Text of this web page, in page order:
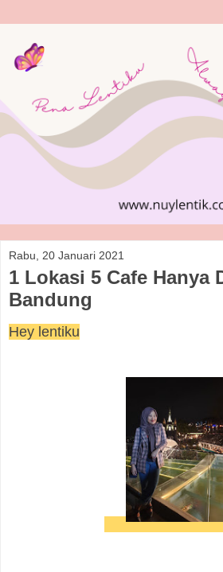
Rabu, 20 Januari 2021
1 Lokasi 5 Cafe Hanya
Bandung
Hey lentiku